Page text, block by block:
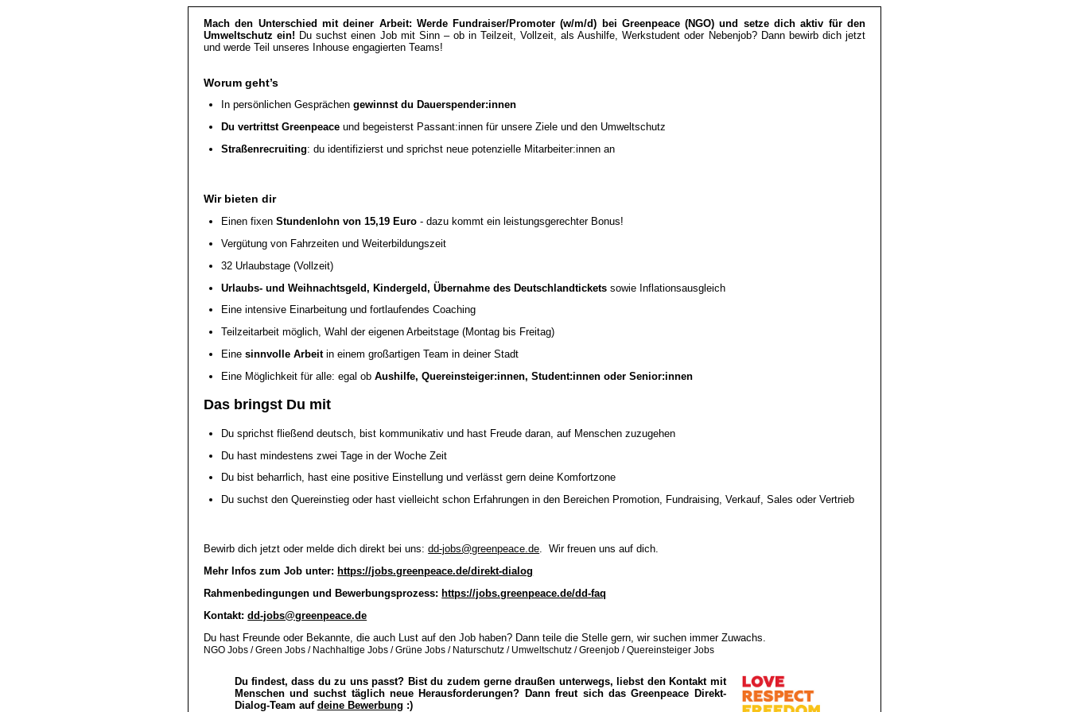
Mach den Unterschied mit deiner Arbeit: Werde Fundraiser/Promoter (w/m/d) bei Greenpeace (NGO) und setze dich aktiv für den
Umweltschutz ein! Du suchst einen Job mit Sinn – ob in Teilzeit, Vollzeit, als Aushilfe, Werkstudent oder Nebenjob? Dann bewirb dich jetzt
und werde Teil unseres Inhouse engagierten Teams!
Worum geht’s
In persönlichen Gesprächen gewinnst du Dauerspender:innen
Du vertrittst Greenpeace und begeisterst Passant:innen für unsere Ziele und den Umweltschutz
Straßenrecruiting: du identifizierst und sprichst neue potenzielle Mitarbeiter:innen an
Wir bieten dir
Einen fixenStundenlohn von 15,19 Euro- dazu kommt ein leistungsgerechter Bonus!
Vergütung von Fahrzeiten und Weiterbildungszeit
32 Urlaubstage (Vollzeit)
Urlaubs- und Weihnachtsgeld, Kindergeld, Übernahme des Deutschlandtickets sowie Inflationsausgleich
Eine intensive Einarbeitung und fortlaufendes Coaching
Teilzeitarbeit möglich, Wahl der eigenen Arbeitstage (Montag bis Freitag)
Einesinnvolle Arbeitin einem großartigen Team in deiner Stadt
Eine Möglichkeit für alle: egal obAushilfe, Quereinsteiger:innen, Student:innen oder Senior:innen
Das bringst Du mit
Du sprichst fließend deutsch, bist kommunikativ und hast Freude daran, auf Menschen zuzugehen
Du hast mindestens zwei Tage in der Woche Zeit
Du bist beharrlich, hast eine positive Einstellung und verlässt gern deine Komfortzone
Du suchst den Quereinstieg oder hast vielleicht schon Erfahrungen in den Bereichen Promotion, Fundraising, Verkauf, Sales oder Vertrieb
Bewirb dich jetzt oder melde dich direkt bei uns:dd-jobs@greenpeace.de. Wir freuen uns auf dich.
Mehr Infos zum Job unter: https://jobs.greenpeace.de/direkt-dialog
Rahmenbedingungen und Bewerbungsprozess: https://jobs.greenpeace.de/dd-faq
Kontakt:dd-jobs@greenpeace.de
Du hast Freunde oder Bekannte, die auch Lust auf den Job haben? Dann teile die Stelle gern, wir suchen immer Zuwachs.
NGO Jobs / Green Jobs / Nachhaltige Jobs / Grüne Jobs / Naturschutz / Umweltschutz / Greenjob / Quereinsteiger Jobs
Du findest, dass du zu uns passt? Bist du zudem gerne draußen unterwegs, liebst den Kontakt mit
Menschen und suchst täglich neue Herausforderungen? Dann freut sich das Greenpeace Direkt-
Dialog-Team auf deine Bewerbung :)